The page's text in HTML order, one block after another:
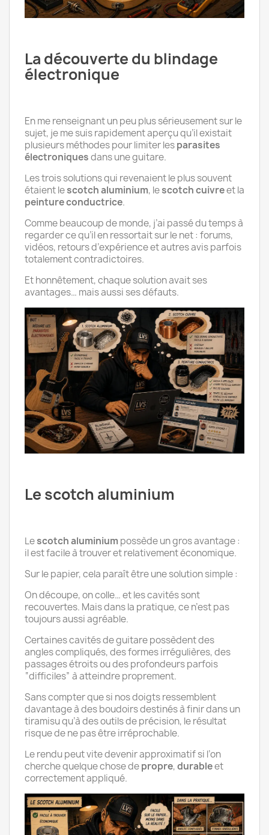
La découverte du blindage
électronique
En me renseignant un peu plus sérieusement sur le
sujet, je me suis rapidement aperçu qu’il existait
plusieurs méthodes pour limiter lesparasites
électroniquesdans une guitare.
Les trois solutions qui revenaient le plus souvent
étaient lescotch aluminium, lescotch cuivreet la
peinture conductrice.
Comme beaucoup de monde, j’ai passé du temps à
regarder ce qu’il en ressortait sur le net : forums,
vidéos, retours d’expérience et autres avis parfois
totalement contradictoires.
Et honnêtement, chaque solution avait ses
avantages… mais aussi ses défauts.
Le scotch aluminium
Lescotch aluminium possède un gros avantage :
il est facile à trouver et relativement économique.
Sur le papier, cela paraît être une solution simple :
On découpe, on colle… et les cavités sont
recouvertes. Mais dans la pratique, ce n’est pas
toujours aussi agréable.
Certaines cavités de guitare possèdent des
angles compliqués, des formes irrégulières, des
passages étroits ou des profondeurs parfois
“difficiles” à atteindre proprement.
Sans compter que si nos doigts ressemblent
davantage à des boudoirs destinés à finir dans un
tiramisu qu’à des outils de précision, le résultat
risque de ne pas être irréprochable.
Le rendu peut vite devenir approximatif si l’on
cherche quelque chose depropre,durableet
correctement appliqué.